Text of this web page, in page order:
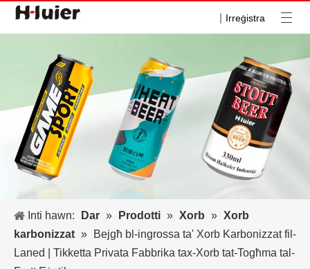
Irreġistra
Inti hawn: Dar » Prodotti » Xorb » Xorb
karbonizzat »
Bejgħ bl-ingrossa ta' Xorb Karbonizzat fil-
Laned | Tikketta Privata Fabbrika tax-Xorb tat-Togħma tal-